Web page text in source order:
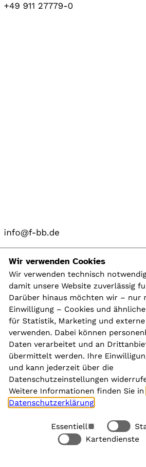
+49 911 27779-0
info@f-bb.de
Navigation
Kontakt
Presse
Aktuelles
Karriere
Newsletter
Social Media
Rechtliches
Wir verwenden Cookies
Wir verwenden technisch
damit unsere Website zuverlässig
Darüber hinaus möchten wir – nur
Einwilligung – Cookies und
für Statistik, Marketing und
verwenden. Dabei können
Daten verarbeitet und an
übermittelt werden. Ihre
und kann jederzeit über die
Datenschutzeinstellungen
Weitere Informationen finden Sie in
Datenschutzerklärung
Essentiell
Kartendienste